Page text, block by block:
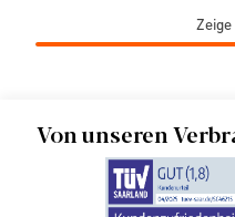
Von unseren